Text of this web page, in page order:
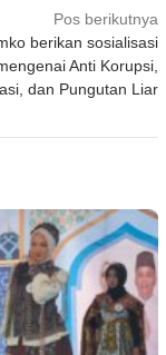
Pos berikutnya
berikan sosialisasi
Anti Korupsi,
dan Pungutan Liar